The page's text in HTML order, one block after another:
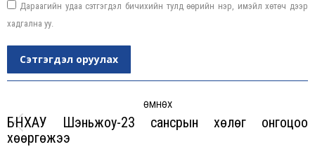
Дараагийн удаа сэтгэгдэл бичихийн тулд өөрийн нэр, имэйл хөтөч дээр
хадгална уу.
Сэтгэгдэл оруулах
ӨМНӨХ
Previous
БНХАУ Шэньжоу-23 сансрын хөлөг онгоцоо
хөөргөжээ